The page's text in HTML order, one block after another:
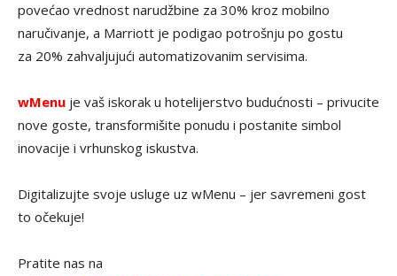
povećao vrednost narudžbine za 30% kroz mobilno
naručivanje, a Marriott je podigao potrošnju po gostu
za 20% zahvaljujući automatizovanim servisima.
wMenu je vaš iskorak u hotelijerstvo budućnosti – privucite
nove goste, transformišite ponudu i postanite simbol
inovacije i vrhunskog iskustva.
Digitalizujte svoje usluge uz wMenu – jer savremeni gost
to očekuje!
Pratite nas na